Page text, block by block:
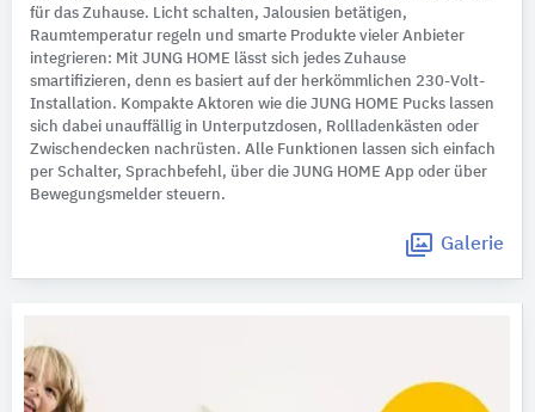
für das Zuhause. Licht schalten, Jalousien betätigen,
Raumtemperatur regeln und smarte Produkte vieler Anbieter
integrieren: Mit JUNG HOME lässt sich jedes Zuhause
smartifizieren, denn es basiert auf der herkömmlichen 230-Volt-
Installation. Kompakte Aktoren wie die JUNG HOME Pucks lassen
sich dabei unauffällig in Unterputzdosen, Rollladenkästen oder
Zwischendecken nachrüsten. Alle Funktionen lassen sich einfach
per Schalter, Sprachbefehl, über die JUNG HOME App oder über
Bewegungsmelder steuern.
Galerie